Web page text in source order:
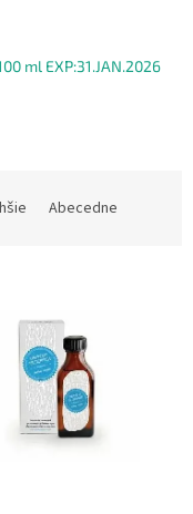
ml EXP:31.JAN.2026
Abecedne